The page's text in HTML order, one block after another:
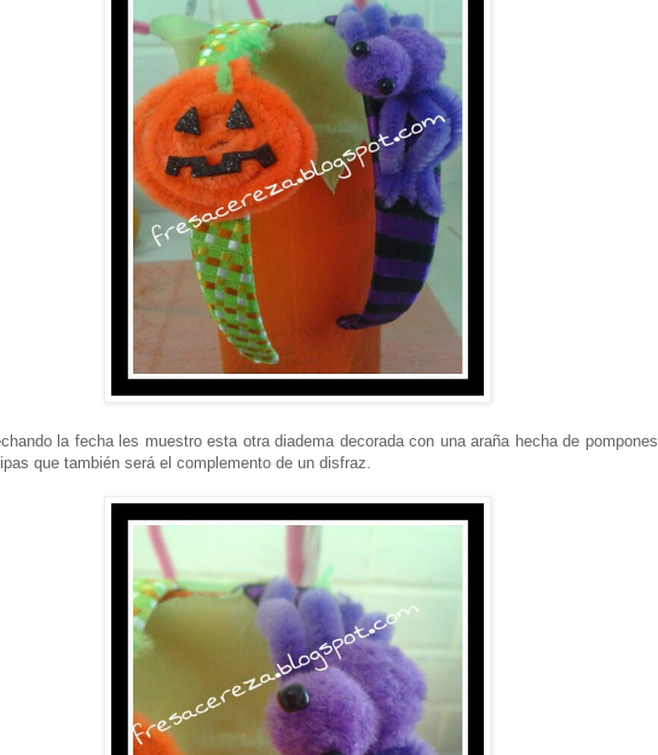
la fecha les muestro esta otra diadema decorada con una araña hecha de pompones
que también será el complemento de un disfraz.